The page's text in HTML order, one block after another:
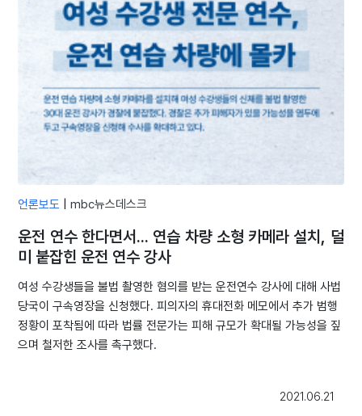
언론보도 |mbc뉴스데스크
운전 연수 한다면서... 연습 차량 소형 카메라 설치, 덜
미 붙잡힌 운전 연수 강사
여성 수강생들을 불법 촬영한 혐의를 받는 운전연수 강사에 대해 사법
당국이 구속영장을 신청했다. 피의자의 휴대전화 메모에서 추가 범행
정황이 포착됨에 따라 법률 전문가는 피해 규모가 확대될 가능성을 짚
으며 철저한 조사를 촉구했다.
2021.06.21